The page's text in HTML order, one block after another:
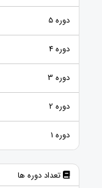
دوره 5
دوره 4
دوره 3
دوره 2
دوره 1
تعداد دوره ها